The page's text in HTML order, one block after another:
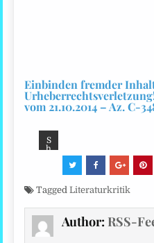
Einbinden fremder
vom 21.10.2014 – Az. C-
S
h
TaggedLiteraturkritik
Author: RSS-